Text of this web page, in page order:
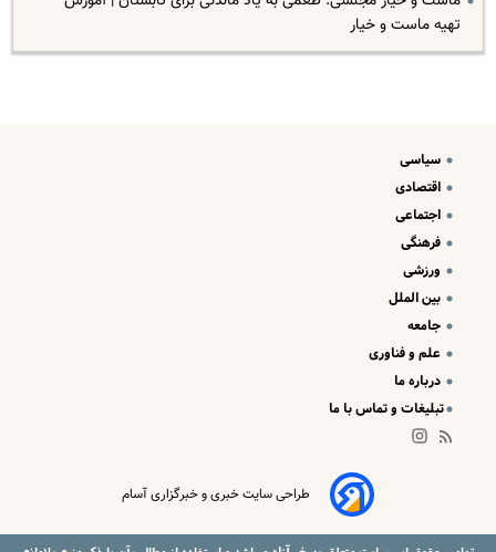
تهیه ماست و خیار
سیاسی
اقتصادی
اجتماعی
فرهنگی
ورزشی
بین الملل
جامعه
علم و فناوری
درباره ما
تبلیغات و تماس با ما
طراحی سایت خبری و خبرگزاری آسام